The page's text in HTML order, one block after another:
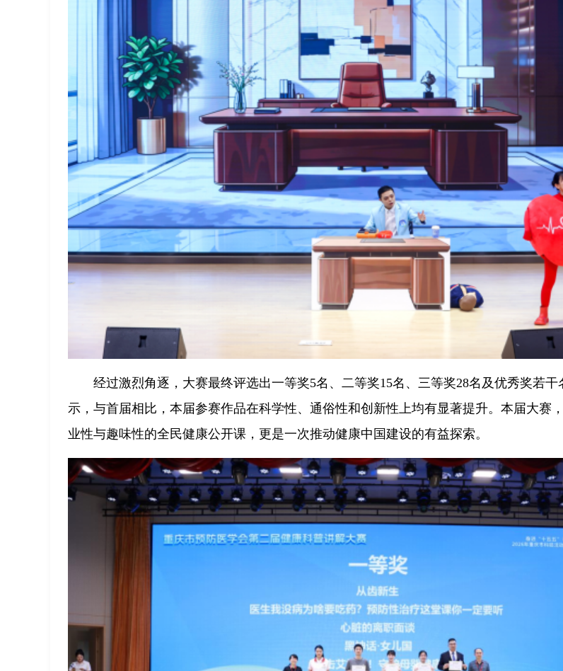
经过激烈角逐，大赛最终评选出一等奖5名、二等奖15名、三等奖28名及优秀奖若干
示，与首届相比，本届参赛作品在科学性、通俗性和创新性上均有显著提升。本届大赛
业性与趣味性的全民健康公开课，更是一次推动健康中国建设的有益探索。